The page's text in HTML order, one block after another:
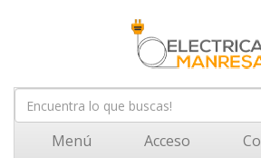
Menú Acceso